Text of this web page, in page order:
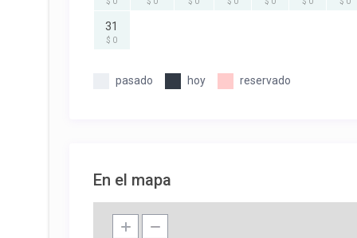
31
$ 0
pasado hoy reservado
En el mapa